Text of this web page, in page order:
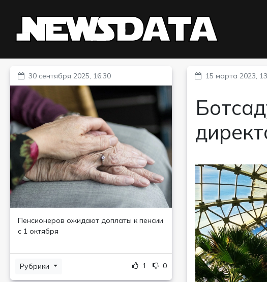
30 сентября 2025, 16:30
Пенсионеров ожидают доплаты к пенсии
с 1 октября
Рубрики 1 0
15 марта 2023,